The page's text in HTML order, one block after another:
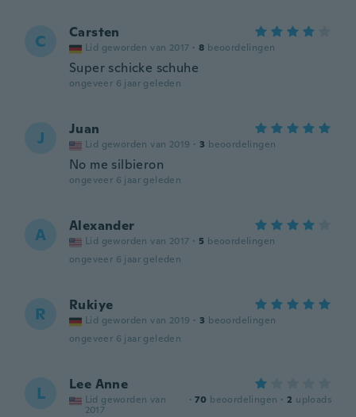
C Carsten
Lid geworden van 2017 · 8 beoordelingen
Super schicke schuhe
ongeveer 6 jaar geleden
J Juan
Lid geworden van 2019 · 3 beoordelingen
No me silbieron
ongeveer 6 jaar geleden
A Alexander
Lid geworden van 2017 · 5 beoordelingen
ongeveer 6 jaar geleden
R Rukiye
Lid geworden van 2019 · 3 beoordelingen
ongeveer 6 jaar geleden
L Lee Anne
Lid geworden van
2017
· 70 beoordelingen · 2 uploads